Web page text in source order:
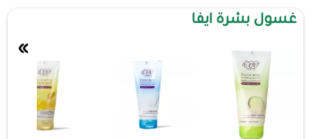
غسول بشرة ايفا
»